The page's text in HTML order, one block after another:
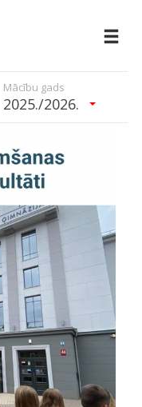
Mācību gads
2025./2026.